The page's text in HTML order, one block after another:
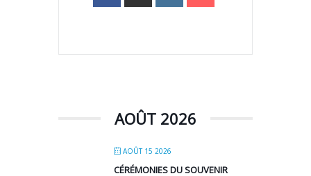
AOÛT 2026
AOÛT 15 2026
CÉRÉMONIES DU SOUVENIR